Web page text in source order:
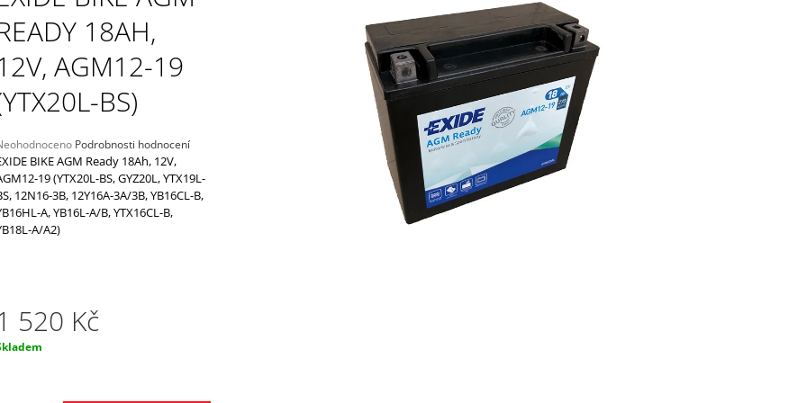
18AH,
AGM12-19
BS)
Podrobnosti hodnocení
BIKE AGM Ready 18Ah, 12V,
19 (YTX20L-BS, GYZ20L, YTX19L-
12N16-3B, 12Y16A-3A/3B, YB16CL-B,
A, YB16L-A/B, YTX16CL-B,
A/A2)
520 Kč
Kč